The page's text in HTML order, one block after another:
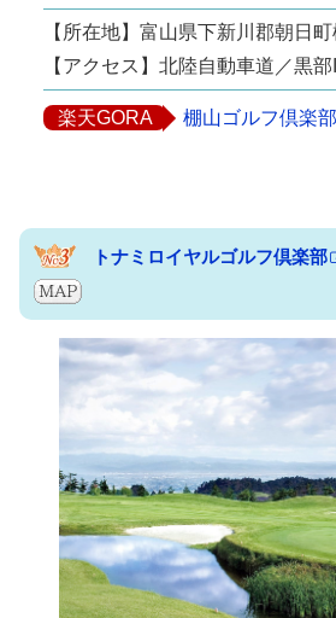
【所在地】富山県下新川郡朝日
【アクセス】北陸自動車道／黒
楽天GORA 棚山ゴルフ倶楽部
トナミロイヤルゴルフ倶楽部